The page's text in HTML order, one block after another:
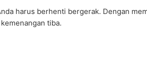
harus berhenti bergerak. Dengan
tiba.